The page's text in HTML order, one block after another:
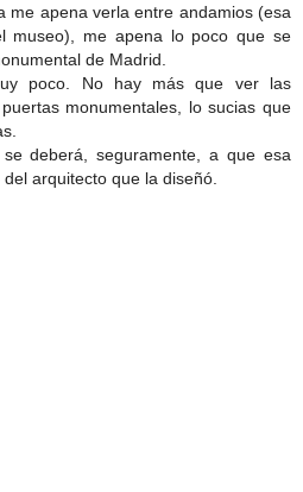
me apena verla entre andamios (esa
museo), me apena lo poco que se
de Madrid.
poco. No hay más que ver las
monumentales, lo sucias que
deberá, seguramente, a que esa
arquitecto que la diseñó.